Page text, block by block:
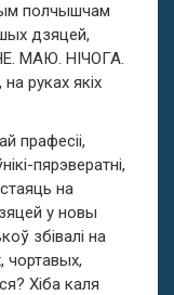
полчышчам
дзяцей,
МАЮ. НІЧОГА.
руках якіх
прафесіі,
пярэвератні,
на
у новы
збівалі на
чортавых,
Хіба каля